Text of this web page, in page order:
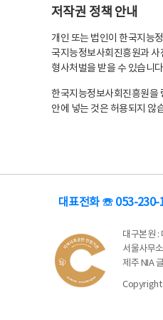
저작권 정책 안내
개인 또는 법인이 한국지능
국지능정보사회진흥원과 사
형사처벌을 받을 수 있습니
한국지능정보사회진흥원을
안에 넣는 것은 허용되지 않
대표전화 ☏ 053-230-
대구본원 :
서울사무소
제주 NIA
Copyright